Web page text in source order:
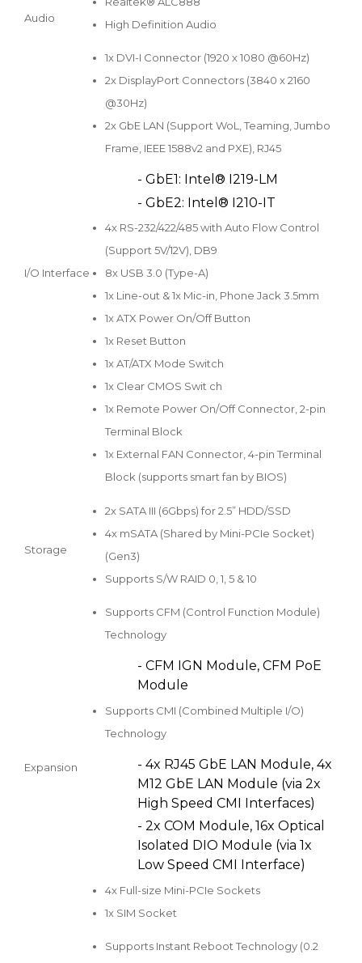
Audio
High Definition Audio
I/O Interface
1x DVI-I Connector (1920 x 1080 @60Hz)
2x DisplayPort Connectors (3840 x 2160
@30Hz)
2x GbE LAN (Support WoL, Teaming, Jumbo
Frame, IEEE 1588v2 and PXE), RJ45
- GbE1: Intel® I219-LM
- GbE2: Intel® I210-IT
4x RS-232/422/485 with Auto Flow Control
(Support 5V/12V), DB9
8x USB 3.0 (Type-A)
1x Line-out & 1x Mic-in, Phone Jack 3.5mm
1x ATX Power On/Off Button
1x Reset Button
1x AT/ATX Mode Switch
1x Clear CMOS Swit ch
1x Remote Power On/Off Connector, 2-pin
Terminal Block
1x External FAN Connector, 4-pin Terminal
Block (supports smart fan by BIOS)
Storage
2x SATA III (6Gbps) for 2.5” HDD/SSD
4x mSATA (Shared by Mini-PCIe Socket)
(Gen3)
Supports S/W RAID 0, 1, 5 & 10
Expansion
Supports CFM (Control Function Module)
Technology
- CFM IGN Module, CFM PoE
Module
Supports CMI (Combined Multiple I/O)
Technology
- 4x RJ45 GbE LAN Module, 4x
M12 GbE LAN Module (via 2x
High Speed CMI Interfaces)
- 2x COM Module, 16x Optical
Isolated DIO Module (via 1x
Low Speed CMI Interface)
4x Full-size Mini-PCIe Sockets
1x SIM Socket
Supports Instant Reboot Technology (0.2